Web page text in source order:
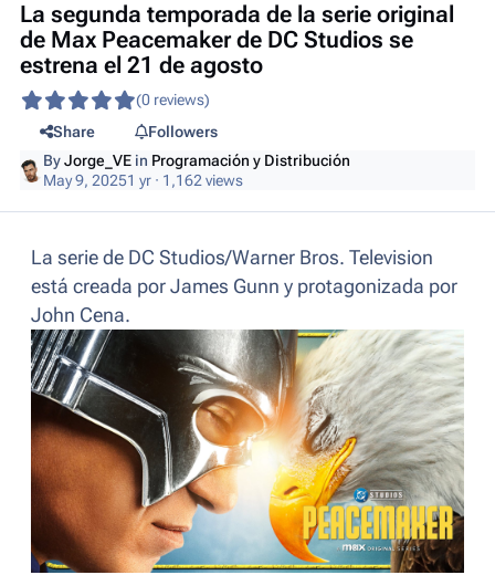
La segunda temporada de la serie original
de Max Peacemaker de DC Studios se
estrena el 21 de agosto
(0 reviews)
Share
Followers
ByJorge_VE in Programación y Distribución
May 9, 20251 yr · 1,162 views
La serie de DC Studios/Warner Bros. Television
está creada por James Gunn y protagonizada por
John Cena.